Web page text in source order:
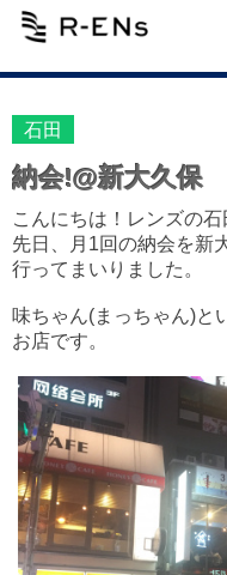
石田
納会!@新大久保
こんにちは！レンズの石
先日、月1回の納会を新
行ってまいりました。
味ちゃん(まっちゃん)と
お店です。